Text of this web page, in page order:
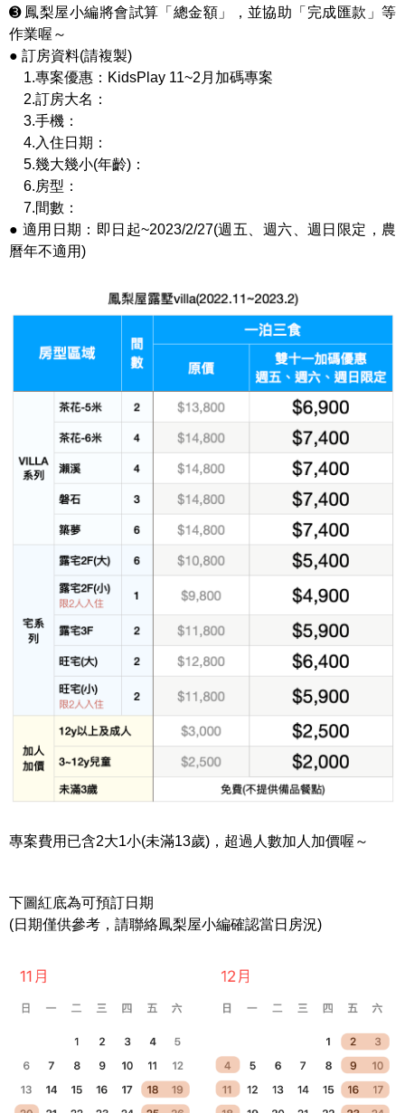
➌ 鳳梨屋小編將會試算「總金額」，並協助「完成匯款」等
作業喔～
● 訂房資料(請複製)
1.專案優惠：KidsPlay 11~2月加碼專案
2.訂房大名：
3.手機：
4.入住日期：
5.幾大幾小(年齡)：
6.房型：
7.間數：
● 適用日期：即日起~2023/2/27(週五、週六、週日限定，農
曆年不適用)
專案費用已含2大1小(未滿13歲) ，超過人數加人加價喔～
下圖紅底為可預訂日期
(日期僅供參考，請聯絡鳳梨屋小編確認當日房況)